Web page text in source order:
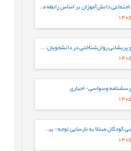
پیش‌بینی شایستگی اجتماعی دانش‌آموزان بر اساس رابطه معلم-دانش‌آموز و احساس تعلق به مدرسه: نقش واسطه‌ای تنظیم رفتاری هیجان
سبک‌های دلبستگی و پریشانی روان‌شناختی در دانشجویان: نقش واسطه‌ای تنظیم هیجان بین فردی
وسواسی- اجباری
مقایسه پروفایل هوشی کودکان مبتلا به نارسایی توجه- بیش‌فعالی با کودکان عادی براساس شاخص‌های جانبی و مکمل آزمون WISC-V